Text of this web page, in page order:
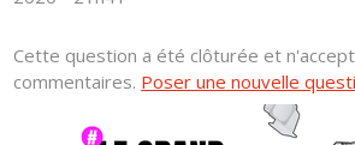
Cette question a été clôturée et
commentaires. Poser une nouvelle